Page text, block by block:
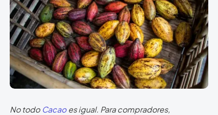
No todo Cacao es igual. Para compradores,